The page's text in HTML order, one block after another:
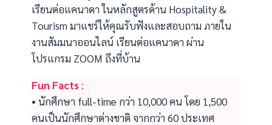
เรียนต่อแคนาดา ในหลักสูตรด้าน Hospitality &
Tourism มาแชร์ให้คุณรับฟังและสอบถาม ภายใน
งานสัมมนาออนไลน์ เรียนต่อแคนาดา ผ่าน
โปรแกรม ZOOM ถึงที่บ้าน
Fun Facts :
• นักศึกษา full-time กว่า 10,000 คน โดย 1,500
คนเป็นนักศึกษาต่างชาติ จากกว่า 60 ประเทศ